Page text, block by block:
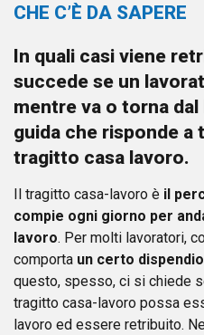
CHE C’È DA SAPERE
In quali casi viene
succede se un
mentre va o torna
guida che risponde a
tragitto casa lavoro.
Il tragitto casa-lavoro è il
compie ogni giorno per
lavoro. Per molti lavoratori,
comporta un certo
questo, spesso, ci si chiede
tragitto casa-lavoro possa
lavoro ed essere retribuito.